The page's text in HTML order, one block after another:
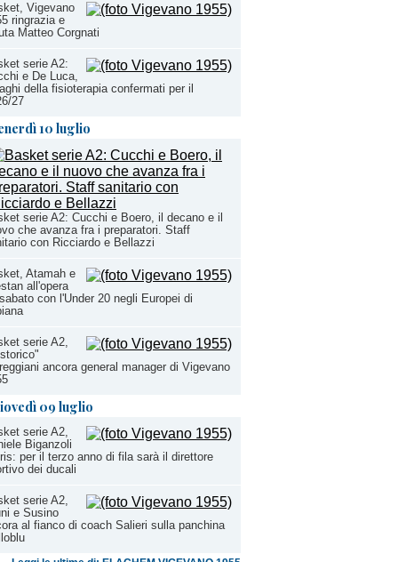
Vigevano
ringrazia e
Matteo Corgnati
serie A2:
e De Luca,
della fisioterapia confermati per il
27
10 luglio
serie A2: Cucchi e Boero, il decano e il
che avanza fra i preparatori. Staff
con Ricciardo e Bellazzi
Atamah e
all'opera
con l'Under 20 negli Europei di
serie A2,
ancora general manager di Vigevano
09 luglio
serie A2,
Biganzoli
per il terzo anno di fila sarà il direttore
dei ducali
serie A2,
e Susino
al fianco di coach Salieri sulla panchina